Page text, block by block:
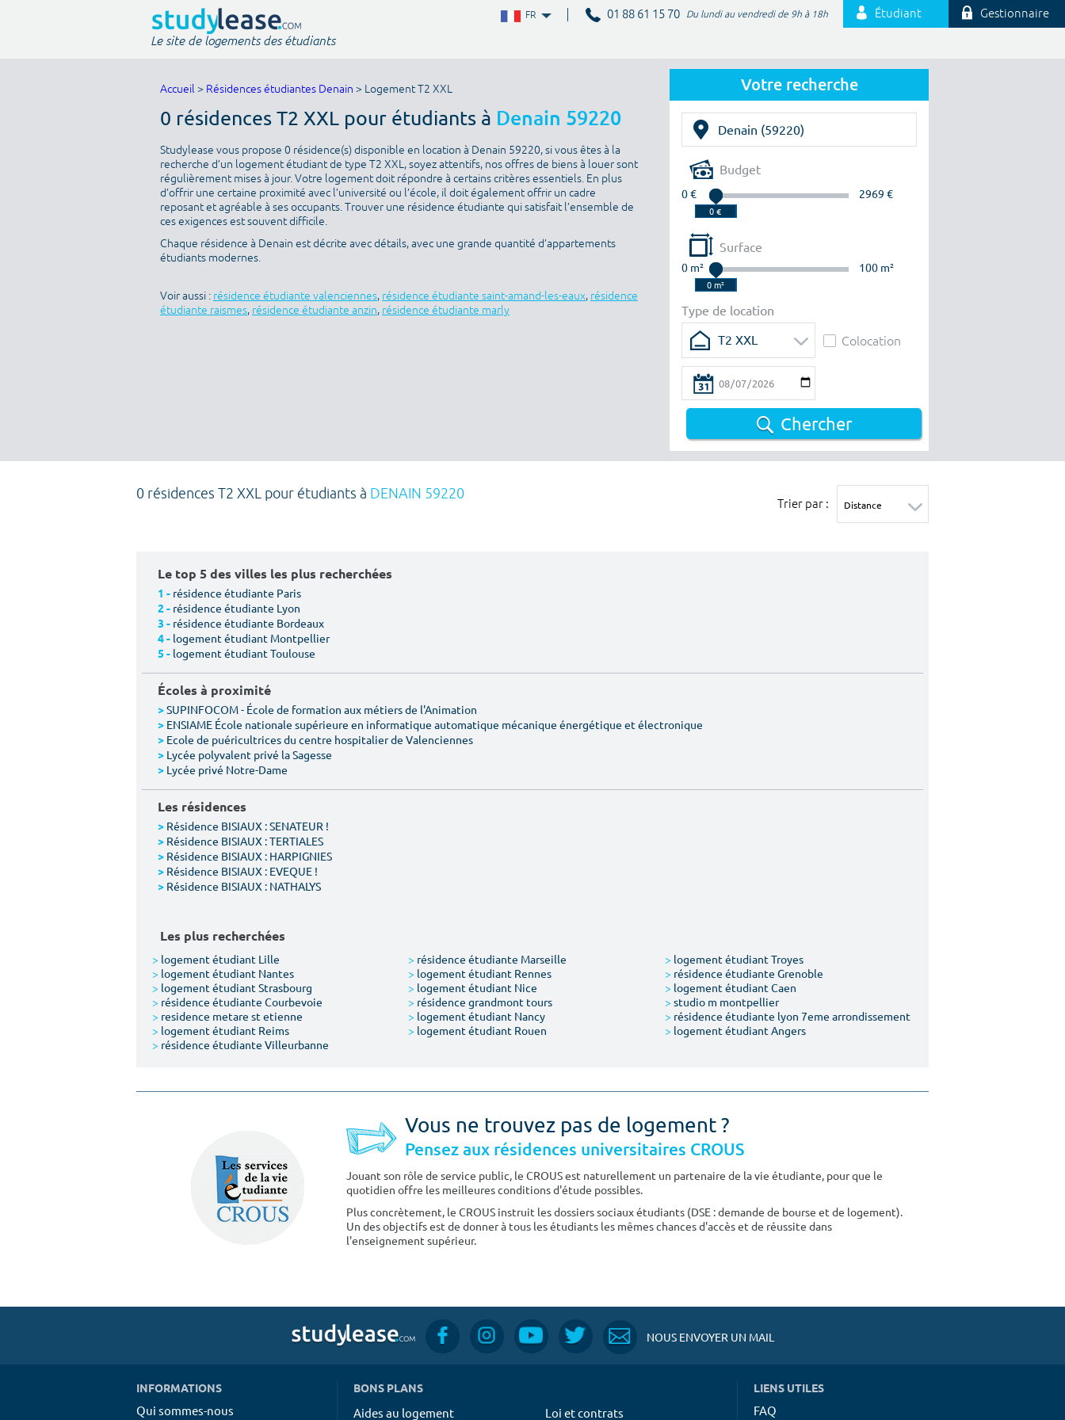
FR 01 88 61 15 70 Du lundi au vendredi de 9h à 18h Étudiant Gestionnaire
Le site de logements des étudiants
Votre recherche
Budget
0 € 2969 €
Surface
0 m² 100 m²
Type de location
T2 XXL
Colocation
Chercher
Accueil > Résidences étudiantes Denain > Logement T2 XXL
0 résidences T2 XXL pour étudiants à Denain 59220
Studylease vous propose 0 résidence(s) disponible en location à Denain 59220, si vous êtes à la
recherche d’un logement étudiant de type T2 XXL, soyez attentifs, nos offres de biens à louer sont
régulièrement mises à jour. Votre logement doit répondre à certains critères essentiels. En plus
d’offrir une certaine proximité avec l’université ou l’école, il doit également offrir un cadre
reposant et agréable à ses occupants. Trouver une résidence étudiante qui satisfait l’ensemble de
ces exigences est souvent difficile.
Chaque résidence à Denain est décrite avec détails, avec une grande quantité d’appartements
étudiants modernes.
Voir aussi : résidence étudiante valenciennes, résidence étudiante saint-amand-les-eaux, résidence
étudiante raismes, résidence étudiante anzin, résidence étudiante marly
0 résidences T2 XXL pour étudiants à DENAIN 59220
Trier par :
Le top 5 des villes les plus recherchées
1 - résidence étudiante Paris
2 - résidence étudiante Lyon
3 - résidence étudiante Bordeaux
4 - logement étudiant Montpellier
5 - logement étudiant Toulouse
Écoles à proximité
>SUPINFOCOM - École de formation aux métiers de l'Animation
> ENSIAME École nationale supérieure en informatique automatique mécanique énergétique et électronique
> Ecole de puéricultrices du centre hospitalier de Valenciennes
> Lycée polyvalent privé la Sagesse
> Lycée privé Notre-Dame
Les résidences
> Résidence BISIAUX : SENATEUR !
> Résidence BISIAUX : TERTIALES
> Résidence BISIAUX : HARPIGNIES
> Résidence BISIAUX : EVEQUE !
> Résidence BISIAUX : NATHALYS
Les plus recherchées
> logement étudiant Lille > résidence étudiante Marseille > logement étudiant Troyes
> logement étudiant Nantes > logement étudiant Rennes > résidence étudiante Grenoble
> logement étudiant Strasbourg > logement étudiant Nice > logement étudiant Caen
> résidence étudiante Courbevoie > résidence grandmont tours > studio m montpellier
> residence metare st etienne > logement étudiant Nancy > résidence étudiante lyon 7eme arrondissement
> logement étudiant Reims > logement étudiant Rouen > logement étudiant Angers
> résidence étudiante Villeurbanne
Vous ne trouvez pas de logement ?
Pensez aux résidences universitaires CROUS
Jouant son rôle de service public, le CROUS est naturellement un partenaire de la vie étudiante, pour que le
quotidien offre les meilleures conditions d'étude possibles.
Plus concrètement, le CROUS instruit les dossiers sociaux étudiants (DSE : demande de bourse et de logement).
Un des objectifs est de donner à tous les étudiants les mêmes chances d'accès et de réussite dans
l'enseignement supérieur.
NOUS ENVOYER UN MAIL
INFORMATIONS
Qui sommes-nous
BONS PLANS
Aides au logement Loi et contrats
LIENS UTILES
FAQ